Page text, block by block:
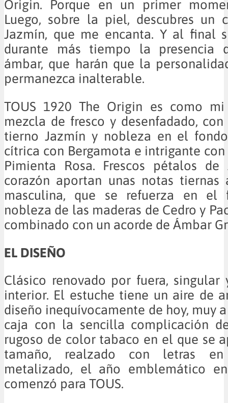
Origin. Porque en un primer
Luego, sobre la piel, descubres un
Jazmín, que me encanta. Y al final
durante más tiempo la presencia
ámbar, que harán que la
permanezca inalterable.
TOUS 1920 The Origin es como
mezcla de fresco y desenfadado,
tierno Jazmín y nobleza en el
cítrica con Bergamota e intrigante
Pimienta Rosa. Frescos pétalos
corazón aportan unas notas tiernas
masculina, que se refuerza en el
nobleza de las maderas de Cedro y
combinado con un acorde de Ámbar
EL DISEÑO
Clásico renovado por fuera, singular
interior. El estuche tiene un aire de
diseño inequívocamente de hoy, muy
caja con la sencilla complicación
rugoso de color tabaco en el que se
tamaño, realzado con letras
metalizado, el año emblemático
comenzó para TOUS.